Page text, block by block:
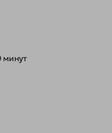
минут